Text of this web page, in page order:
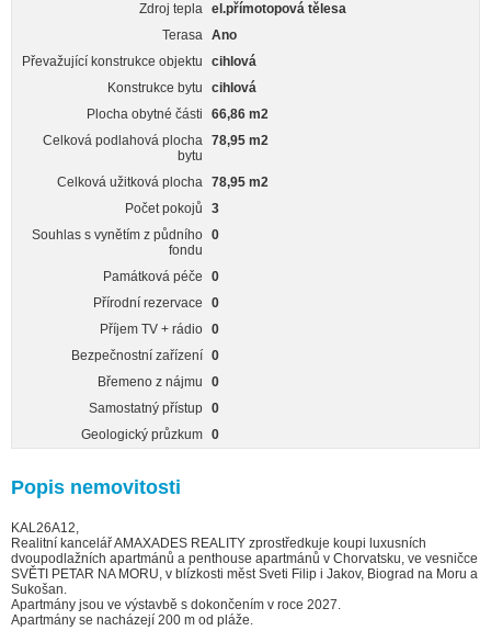
Zdroj tepla el.přímotopová tělesa
Terasa Ano
Převažující konstrukce objektu
cihlová
Konstrukce bytu
cihlová
Plocha obytné části
66,86 m2
Celková podlahová plocha
bytu
78,95 m2
Celková užitková plocha 78,95 m2
Počet pokojů
3
Souhlas s vynětím z půdního
fondu
0
Památková péče
0
Přírodní rezervace
0
Příjem TV + rádio 0
Bezpečnostní zařízení 0
Břemeno z nájmu
0
Samostatný přístup 0
Geologický průzkum 0
Popis nemovitosti
KAL26A12,
Realitní kancelář AMAXADES REALITY zprostředkuje koupi luxusních
dvoupodlažních apartmánů a penthouse apartmánů v Chorvatsku, ve vesničce
SVĚTI PETAR NA MORU, v blízkosti měst Sveti Filip i Jakov, Biograd na Moru a
Sukošan.
Apartmány jsou ve výstavbě s dokončením v roce 2027.
Apartmány se nacházejí 200 m od pláže.